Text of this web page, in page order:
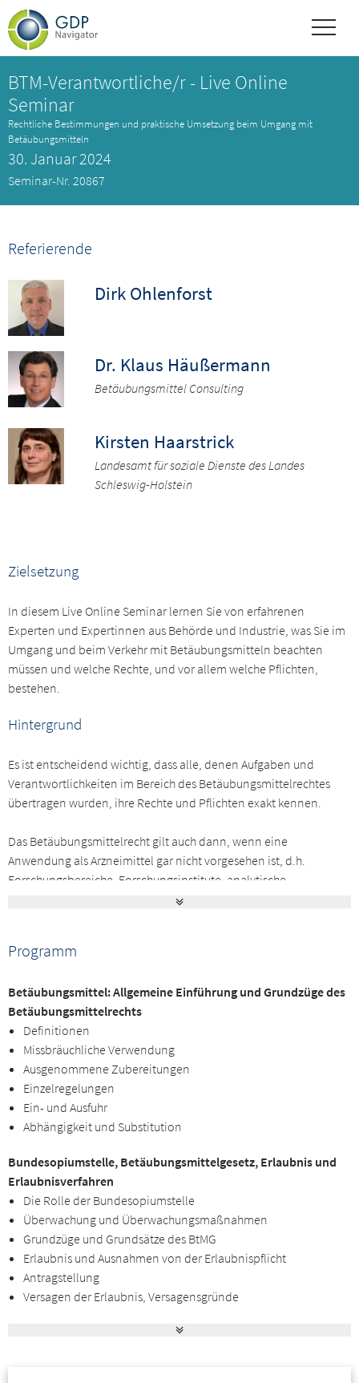
BTM-Verantwortliche/r - Live Online
Seminar
Rechtliche Bestimmungen und praktische Umsetzung beim Umgang mit
Betäubungsmitteln
30. Januar 2024
Seminar-Nr. 20867
Referierende
Dirk Ohlenforst
Dr. Klaus Häußermann
Betäubungsmittel Consulting
Kirsten Haarstrick
Landesamt für soziale Dienste des Landes
Schleswig-Holstein
Zielsetzung
In diesem Live Online Seminar lernen Sie von erfahrenen
Experten und Expertinnen aus Behörde und Industrie, was Sie im
Umgang und beim Verkehr mit Betäubungsmitteln beachten
müssen und welche Rechte, und vor allem welche Pflichten,
bestehen.
Hintergrund
Es ist entscheidend wichtig, dass alle, denen Aufgaben und
Verantwortlichkeiten im Bereich des Betäubungsmittelrechtes
übertragen wurden, ihre Rechte und Pflichten exakt kennen.
Das Betäubungsmittelrecht gilt auch dann, wenn eine
Anwendung als Arzneimittel gar nicht vorgesehen ist, d.h.
Forschungsbereiche, Forschungsinstitute, analytische
Laboratorien oder Einrichtungen der Qualitätskontrolle müssen
(Betäubungsmittelverantwortliche/ r) zu benennen.
Als öffentlich-rechtliche Garantenträger/innen stehen BTM-
Verantwortliche in der Verantwortung. Im Fall von Verstößen
droht eine persönliche Haftung.
Zielgruppe
Dieses Live Online Seminar richtet sich an alle Mitarbeiter/innen,
Fach- und Führungskräfte aus Unternehmen und Einrichtungen,
Betäubungsmittelgesetzes übernehmen oder sich über diese
informieren möchten.
Technische Voraussetzungen
Wir nutzen für unsere Live Online Seminare und Webinare Webex.
Unter www.gmp-navigator.com/gmp-live-online-training/so-
funktioniert-es finden Sie alle Informationen darüber, was für die
Programm
Betäubungsmittel: Allgemeine Einführung und Grundzüge des
Betäubungsmittelrechts
Definitionen
Missbräuchliche Verwendung
Ausgenommene Zubereitungen
Einzelregelungen
Ein- und Ausfuhr
Abhängigkeit und Substitution
Bundesopiumstelle, Betäubungsmittelgesetz, Erlaubnis und
Erlaubnisverfahren
Die Rolle der Bundesopiumstelle
Überwachung und Überwachungsmaßnahmen
Grundzüge und Grundsätze des BtMG
Erlaubnis und Ausnahmen von der Erlaubnispflicht
Antragstellung
Versagen der Erlaubnis, Versagensgründe